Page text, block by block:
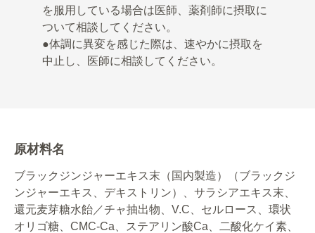
を服用している場合は医師、薬剤師に摂取に
ついて相談してください。
●体調に異変を感じた際は、速やかに摂取を
中止し、医師に相談してください。
原材料名
ブラックジンジャーエキス末（国内製造）（ブラックジ
ンジャーエキス、デキストリン）、サラシアエキス末、
還元麦芽糖水飴／チャ抽出物、V.C、セルロース、環状
オリゴ糖、CMC-Ca、ステアリン酸Ca、二酸化ケイ素、